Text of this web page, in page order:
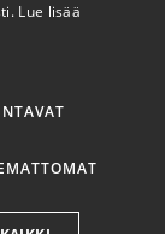
Lue lisää